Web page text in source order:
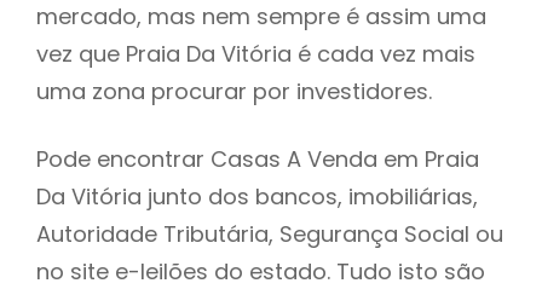
mercado, mas nem sempre é assim uma
vez que Praia Da Vitória é cada vez mais
uma zona procurar por investidores.
Pode encontrar Casas A Venda em Praia
Da Vitória junto dos bancos, imobiliárias,
Autoridade Tributária, Segurança Social ou
no site e-leilões do estado. Tudo isto são